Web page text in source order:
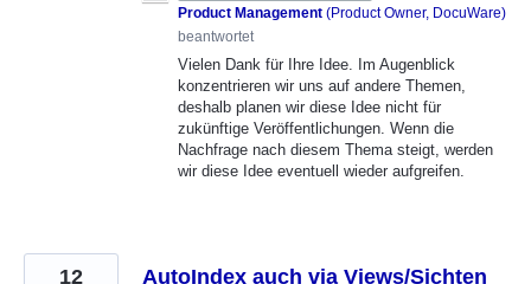
Product Management (Product Owner, DocuWare)
beantwortet
Vielen Dank für Ihre Idee. Im Augenblick
konzentrieren wir uns auf andere Themen,
deshalb planen wir diese Idee nicht für
zukünftige Veröffentlichungen. Wenn die
Nachfrage nach diesem Thema steigt, werden
wir diese Idee eventuell wieder aufgreifen.
AutoIndex auch via Views/Sichten
12